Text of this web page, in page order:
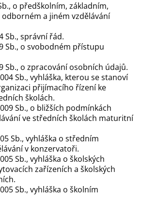
o předškolním, základním,
a jiném vzdělávání
Sb., správní řád.
Sb., o svobodném přístupu
Sb., o zpracování osobních údajů.
Sb., vyhláška, kterou se stanoví
přijímacího řízení ke
školách.
Sb., o bližších podmínkách
ve středních školách maturitní
Sb., vyhláška o středním
v konzervatoři.
Sb., vyhláška o školských
zařízeních a školských
Sb., vyhláška o školním